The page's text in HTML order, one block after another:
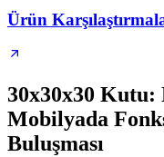
Ürün
30x30x30 Kutu:
Mobilyada
Buluşması